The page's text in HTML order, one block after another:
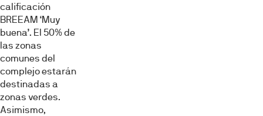
calificación
BREEAM ‘Muy
buena’. El 50% de
las zonas
comunes del
complejo estarán
destinadas a
zonas verdes.
Asimismo,